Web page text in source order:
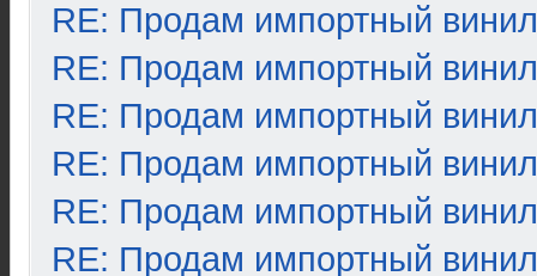
RE: Продам импортный винил
RE: Продам импортный винил
RE: Продам импортный винил
RE: Продам импортный винил
RE: Продам импортный винил
RE: Продам импортный винил